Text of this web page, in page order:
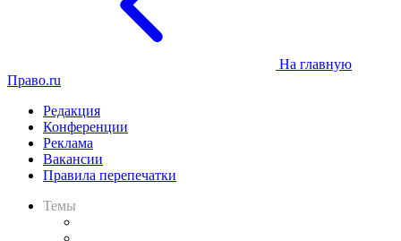
На главную
Право.ru
Редакция
Конференции
Реклама
Вакансии
Правила перепечатки
Темы